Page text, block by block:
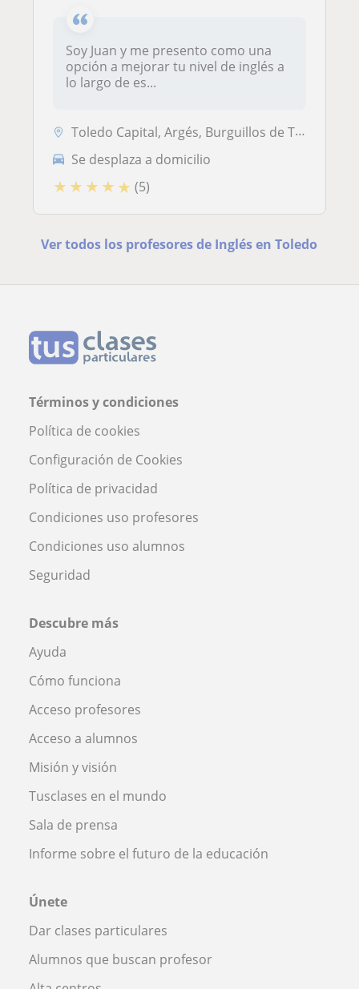
Soy Juan y me presento como una
opción a mejorar tu nivel de inglés a
lo largo de es...
Toledo Capital, Argés, Burguillos de Toledo, Cobisa
Se desplaza a domicilio
★ ★ ★ ★ ★ (5)
Ver todos los profesores de Inglés en Toledo
Términos y condiciones
Política de cookies
Configuración de Cookies
Política de privacidad
Condiciones uso profesores
Condiciones uso alumnos
Seguridad
Descubre más
Ayuda
Cómo funciona
Acceso profesores
Acceso a alumnos
Misión y visión
Tusclases en el mundo
Sala de prensa
Informe sobre el futuro de la educación
Únete
Dar clases particulares
Alumnos que buscan profesor